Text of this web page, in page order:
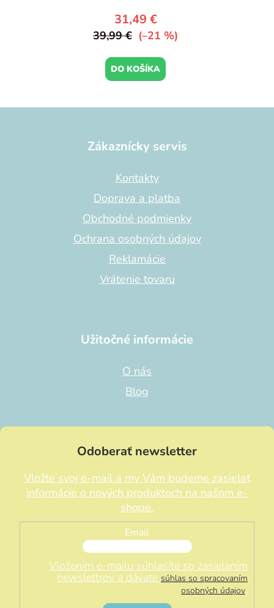
31,49 €
39,99 € (–21 %)
DO KOŠÍKA
Zákaznícky servis
Kontakty
Doprava a platba
Obchodné podmienky
Ochrana osobných údajov
Reklamácie
Vrátenie tovaru
Užitočné informácie
O nás
Blog
Odoberať newsletter
Vložte svoj e-mail a my Vám budeme zasielať
informácie o nových produktoch na našom e-
shope.
Email
Vložením e-mailu súhlasíte so zasielaním
newslettrov a dávate súhlas so spracovaním
osobných údajov.